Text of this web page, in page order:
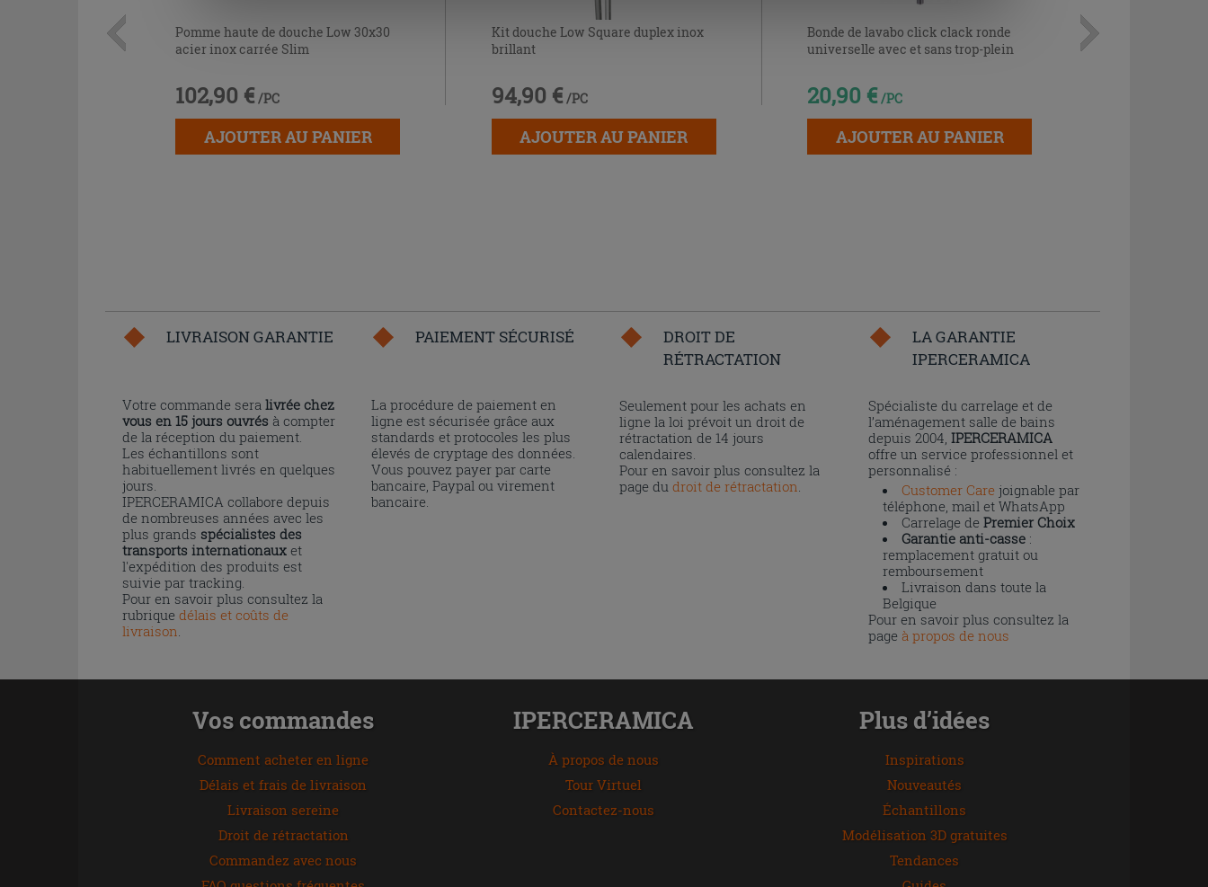
Pomme haute de douche Low 30x30
acier inox carrée Slim
102,90 € /PC
AJOUTER AU PANIER
Kit douche Low Square duplex inox
brillant
94,90 € /PC
AJOUTER AU PANIER
Bonde de lavabo click clack ronde
universelle avec et sans trop-plein
20,90 € /PC
AJOUTER AU PANIER
LIVRAISON GARANTIE
Votre commande sera livrée chez
vous en 15 jours ouvrés à compter
de la réception du paiement.
Les échantillons sont
habituellement livrés en quelques
jours.
IPERCERAMICA collabore depuis
de nombreuses années avec les
plus grands spécialistes des
transports internationaux et
l'expédition des produits est
suivie par tracking.
Pour en savoir plus consultez la
rubrique délais et coûts de
livraison.
PAIEMENT SÉCURISÉ
La procédure de paiement en
ligne est sécurisée grâce aux
standards et protocoles les plus
élevés de cryptage des données.
Vous pouvez payer par carte
bancaire, Paypal ou virement
bancaire.
DROIT DE
RÉTRACTATION
Seulement pour les achats en
ligne la loi prévoit un droit de
rétractation de 14 jours
calendaires.
Pour en savoir plus consultez la
page dudroit de rétractation.
LA GARANTIE
IPERCERAMICA
Spécialiste du carrelage et de
l’aménagement salle de bains
depuis 2004, IPERCERAMICA
offre un service professionnel et
personnalisé :
Customer Carejoignable par
téléphone, mail et WhatsApp
Carrelage de Premier Choix
Garantie anti-casse:
remplacement gratuit ou
remboursement
Livraison dans toute la
Belgique
Pour en savoir plus consultez la
page à propos de nous
Vos commandes
Comment acheter en ligne
Délais et frais de livraison
Livraison sereine
Droit de rétractation
Commandez avec nous
IPERCERAMICA
À propos de nous
Tour Virtuel
Contactez-nous
Plus d’idées
Inspirations
Nouveautés
Échantillons
Modélisation 3D gratuites
Tendances